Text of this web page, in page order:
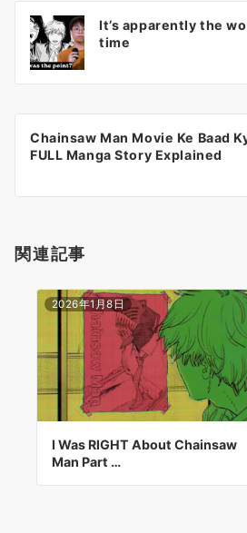
ビ
ン
It’s apparently the
time
Chainsaw Man Movie Ke Baad
FULL Manga Story Explained
関連記事
2026年1月8日
I Was RIGHT About Chainsaw
Man Part …